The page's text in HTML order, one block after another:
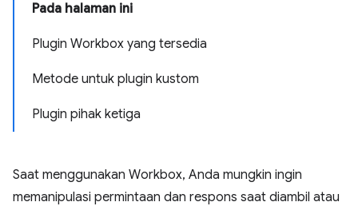
Pada halaman ini
Plugin Workbox yang tersedia
Metode untuk plugin kustom
Plugin pihak ketiga
Saat menggunakan Workbox, Anda mungkin ingin
memanipulasi permintaan dan respons saat diambil atau